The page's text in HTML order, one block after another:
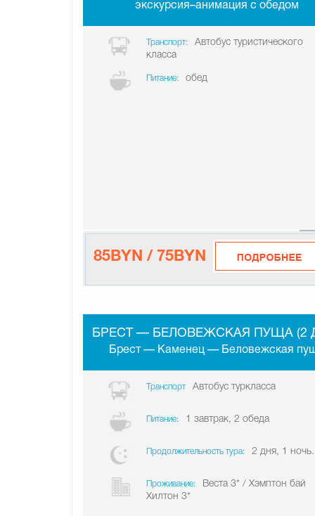
экскурсия–анимация с обедом
Транспорт:
Автобус туристического
класса
Питание: обед
85BYN / 75BYN
БРЕСТ — БЕЛОВЕЖСКАЯ ПУЩА (2
Брест — Каменец — Беловежская
Транспорт Автобус туркласса
Питание: 1 завтрак, 2 обеда
Продолжительность тура: 2 дня, 1 ночь.
Проживание:
Веста 3* / Хэмптон бай
Хилтон 3*